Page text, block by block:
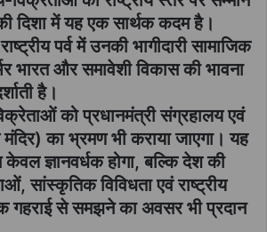
दिशा में यह एक सार्थक कदम है।
पर्व में उनकी भागीदारी सामाजिक
भारत और समावेशी विकास की भावना
है।
को प्रधानमंत्री संग्रहालय एवं
का भ्रमण भी कराया जाएगा। यह
ज्ञानवर्धक होगा, बल्कि देश की
सांस्कृतिक विविधता एवं राष्ट्रीय
गहराई से समझने का अवसर भी प्रदान